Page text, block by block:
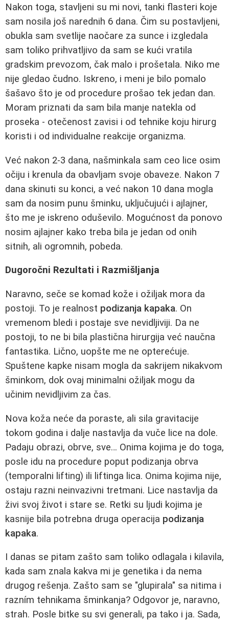
Nakon toga, stavljeni su mi novi, tanki flasteri koje
sam nosila još narednih 6 dana. Čim su postavljeni,
obukla sam svetlije naočare za sunce i izgledala
sam toliko prihvatljivo da sam se kući vratila
gradskim prevozom, čak malo i prošetala. Niko me
nije gledao čudno. Iskreno, i meni je bilo pomalo
šašavo što je od procedure prošao tek jedan dan.
Moram priznati da sam bila manje natekla od
proseka - otečenost zavisi i od tehnike koju hirurg
koristi i od individualne reakcije organizma.
Već nakon 2-3 dana, našminkala sam ceo lice osim
očiju i krenula da obavljam svoje obaveze. Nakon 7
dana skinuti su konci, a već nakon 10 dana mogla
sam da nosim punu šminku, uključujući i ajlajner,
što me je iskreno oduševilo. Mogućnost da ponovo
nosim ajlajner kako treba bila je jedan od onih
sitnih, ali ogromnih, pobeda.
Dugoročni Rezultati i Razmišljanja
Naravno, seče se komad kože i ožiljak mora da
postoji. To je realnost podizanja kapaka. On
vremenom bledi i postaje sve nevidljiviji. Da ne
postoji, to ne bi bila plastična hirurgija već naučna
fantastika. Lično, uopšte me ne opterećuje.
Spuštene kapke nisam mogla da sakrijem nikakvom
šminkom, dok ovaj minimalni ožiljak mogu da
učinim nevidljivim za čas.
Nova koža neće da poraste, ali sila gravitacije
tokom godina i dalje nastavlja da vuče lice na dole.
Padaju obrazi, obrve, sve… Onima kojima je do toga,
posle idu na procedure poput podizanja obrva
(temporalni lifting) ili liftinga lica. Onima kojima nije,
ostaju razni neinvazivni tretmani. Lice nastavlja da
živi svoj život i stare se. Retki su ljudi kojima je
kasnije bila potrebna druga operacija podizanja
kapaka.
I danas se pitam zašto sam toliko odlagala i kilavila,
kada sam znala kakva mi je genetika i da nema
drugog rešenja. Zašto sam se "glupirala" sa nitima i
razním tehnikama šminkanja? Odgovor je, naravno,
strah. Posle bitke su svi generali, pa tako i ja. Sada,